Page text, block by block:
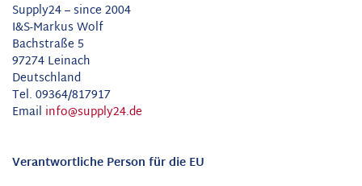
Supply24 – since 2004
I&S-Markus Wolf
Bachstraße 5
97274 Leinach
Deutschland
Tel. 09364/817917
Email info@supply24.de
Verantwortliche Person für die EU